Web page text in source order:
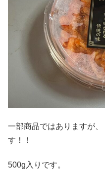
一部商品ではありますが、
す！！
500g入りです。